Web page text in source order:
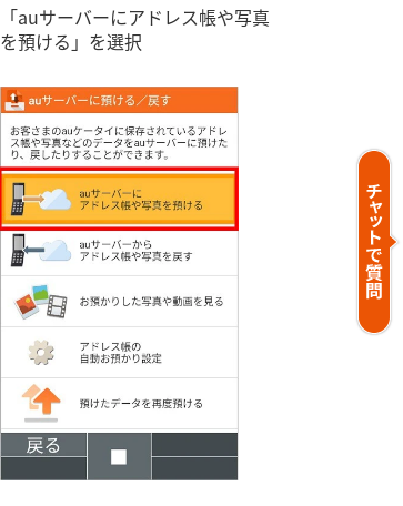
「auサーバーにアドレス帳や写真
を預ける」を選択